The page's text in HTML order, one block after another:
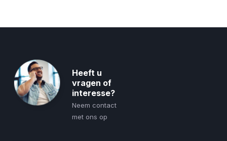
Heeft u
vragen of
interesse?
Neem contact
met ons op